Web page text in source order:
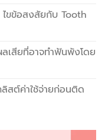
ขข้อสงสัยกับ Tooth
เสียที่อาจทำฟันพังโดย
สต์ค่าใช้จ่ายก่อนติด